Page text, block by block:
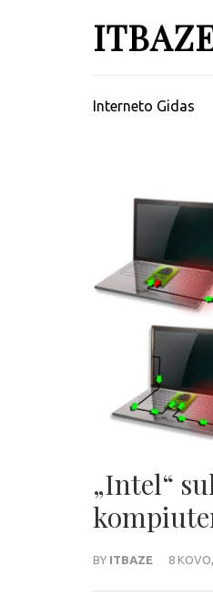
Interneto Gidas
„Intel“
BY ITBAZE 8